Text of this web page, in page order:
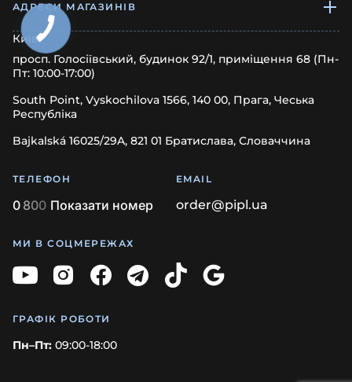
АДРЕСИ МАГАЗИНІВ
Київ
просп. Голосіївський, будинок 92/1, приміщення 68 (Пн-
Пт: 10:00-17:00)
South Point, Vyskochilova 1566, 140 00, Прага, Чеська
Республіка
Bajkalská 16025/29A, 821 01 Братислава, Словаччина
ТЕЛЕФОН
0 800 Показати номер
EMAIL
order@pipl.ua
МИ В СОЦМЕРЕЖАХ
ГРАФІК РОБОТИ
Пн–Пт: 09:00-18:00